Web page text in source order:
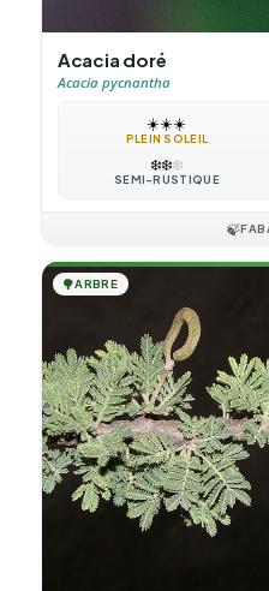
Acacia doré
Acacia pycnantha
☀️☀️☀️
PLEIN SOLEIL
❄️❄️❄️
SEMI-RUSTIQUE
🍃
🌳ARBRE